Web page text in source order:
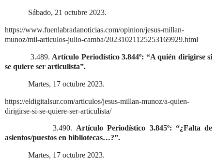
Sábado, 21 octubre 2023.
https://www.fuenlabradanoticias.com/opinion/jesus-millan-
munoz/mil-articulos-julio-camba/20231021125253169929.html
3.489. Artículo Periodístico 3.844º: “A quién dirigirse si
se quiere ser articulista”.
Martes, 17 octubre 2023.
https://eldigitalsur.com/articulos/jesus-millan-munoz/a-quien-
dirigirse-si-se-quiere-ser-articulista/
3.490. Artículo Periodístico 3.845º: “¿Falta de
asientos/puestos en bibliotecas…?”.
Martes, 17 octubre 2023.